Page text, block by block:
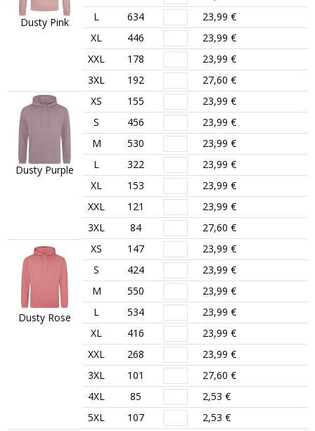
Dusty Pink
L
634
23,99 €
XL
446
23,99 €
XXL
178
23,99 €
3XL
192 27,60 €
Dusty Purple
XS 155
23,99 €
S
456
23,99 €
M
530
23,99 €
L
322
23,99 €
XL
153
23,99 €
XXL
121
23,99 €
3XL
84 27,60 €
Dusty Rose
XS 147
23,99 €
S
424
23,99 €
M
550
23,99 €
L
534
23,99 €
XL
416
23,99 €
XXL
268
23,99 €
3XL
101
27,60 €
4XL
85
2,53 €
5XL
107 2,53 €